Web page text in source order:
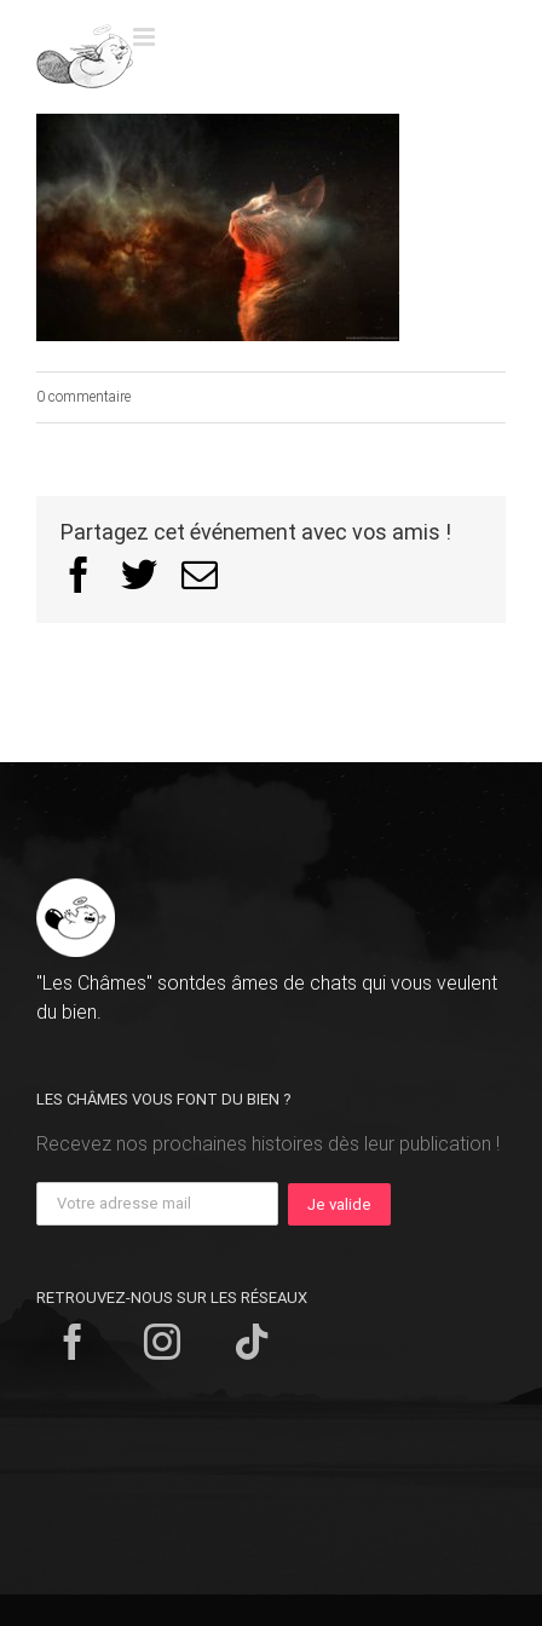
0 commentaire
Partagez cet événement avec vos amis !
Facebook
TwitterEmail
"Les Châmes" sontdes âmes de chats qui vous veulent
du bien.
LES CHÂMES VOUS FONT DU BIEN ?
Recevez nos prochaines histoires dès leur publication !
RETROUVEZ-NOUS SUR LES RÉSEAUX